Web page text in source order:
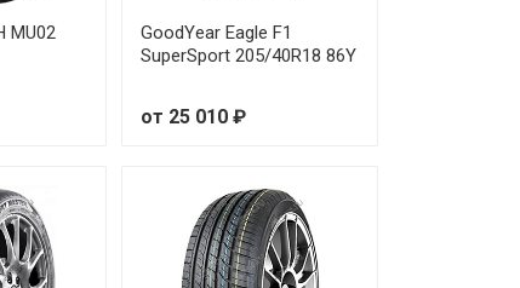
330 ₽
₽
990 ₽
MU02
GoodYear Eagle F1
SuperSport 205/40R18 86Y
от 25 010 ₽